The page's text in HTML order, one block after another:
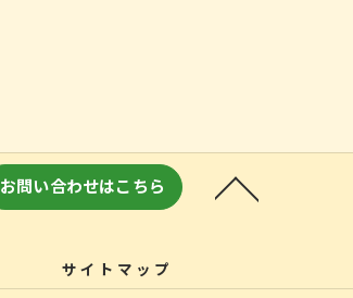
お問い合わせはこちら
サイトマップ